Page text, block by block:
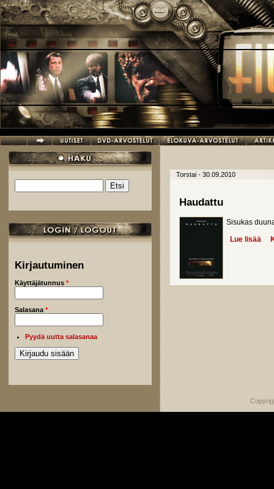
Hyppää pääsisältöön
Hakulomake
Kirjautuminen
Käyttäjätunnus *
Salasana *
Pyydä uutta salasanaa
Torstai - 30.09.2010
Haudattu
Sisukas
Lue lisää